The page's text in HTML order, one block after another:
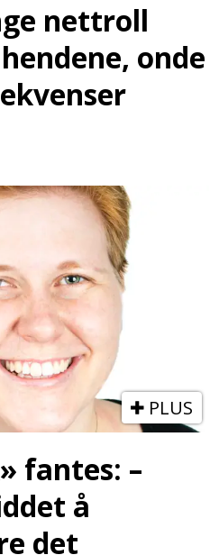
nettroll
onde
PLUS
fantes: –
å
det